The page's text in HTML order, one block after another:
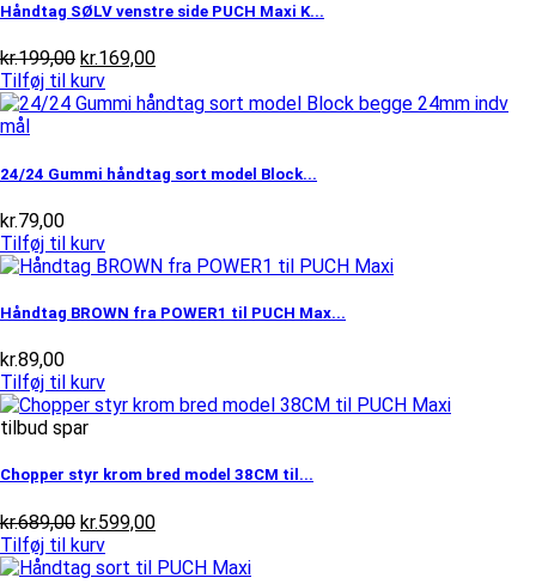
Håndtag SØLV venstre side PUCH Maxi K...
kr.199,00 Den
oprindelige
pris
kr.169,00Den
pris
Tilføj til kurv
24/24 Gummi håndtag sort model Block...
kr.79,00
Tilføj til kurv
Håndtag BROWN fra POWER1 til PUCH Max...
kr.89,00
Tilføj til kurv
tilbud spar
Chopper styr krom bred model 38CM til...
kr.689,00 Den
oprindelige
pris
kr.599,00Den
pris
Tilføj til kurv